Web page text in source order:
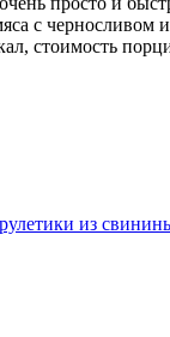
с черносливом и
стоимость
рулетики из